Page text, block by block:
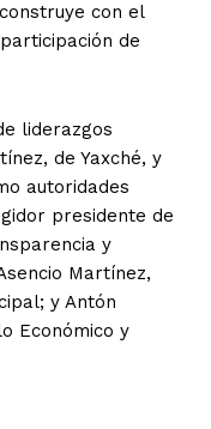
con el
de
liderazgos
de Yaxché, y
autoridades
presidente de
y
Martínez,
y Antón
Económico y